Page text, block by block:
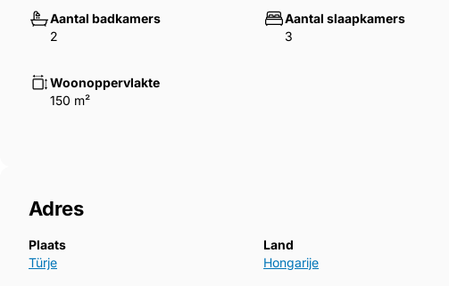
Aantal badkamers
2
Aantal slaapkamers
3
Woonoppervlakte
150 m²
Adres
Plaats
Türje
Land
Hongarije